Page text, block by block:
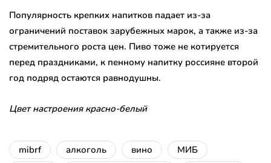
Популярность крепких напитков падает из-за
ограничений поставок зарубежных марок, а также из-за
стремительного роста цен. Пиво тоже не котируется
перед праздниками, к пенному напитку россияне второй
год подряд остаются равнодушны.
Цвет настроения красно-белый
mibrf алкоголь вино
МИБ